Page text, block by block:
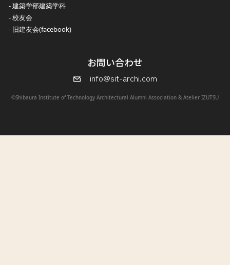
建築学部建築学科
校友会
旧建友会(facebook)
お問い合わせ
info@sit-archi.com
©Shibaura Institute of Technology Architectural Alumni Association & Atelier IZUTSU